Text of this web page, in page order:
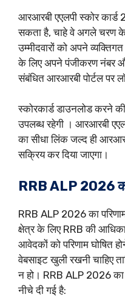
आरआरबी एएलपी स्कोर कार्ड
सकता है, चाहे वे अगले चरण के
उम्मीदवारों को अपने
के लिए अपने पंजीकरण नंबर
संबंधित आरआरबी पोर्टल पर
स्कोरकार्ड डाउनलोड करने
उपलब्ध रहेगी । आरआरबी
का सीधा लिंक जल्द ही
सक्रिय कर दिया जाएगा।
RRB ALP 2026
RRB ALP 2026 का
क्षेत्र के लिए RRB की
आवेदकों को परिणाम घोषित
वेबसाइट खुली रखनी चाहिए
न हो। RRB ALP 2026 का
नीचे दी गई है: